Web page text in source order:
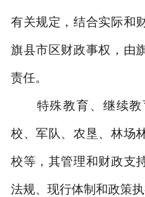
有关规定，结合实际和
旗县市区财政事权，由
责任。
特殊教育、继续
校、军队、农垦、林场
校等，其管理和财政支
法规、现行体制和政策执